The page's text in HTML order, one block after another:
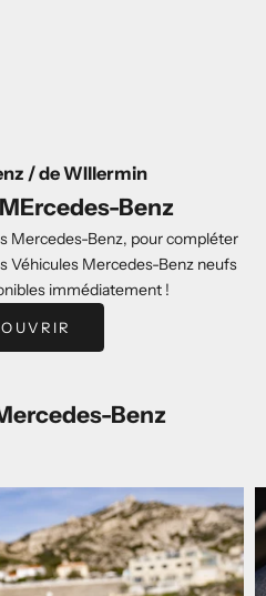
/ de WIllermin
Benz
Mercedes-Benz, pour compléter
Véhicules Mercedes-Benz neufs
immédiatement !
Benz